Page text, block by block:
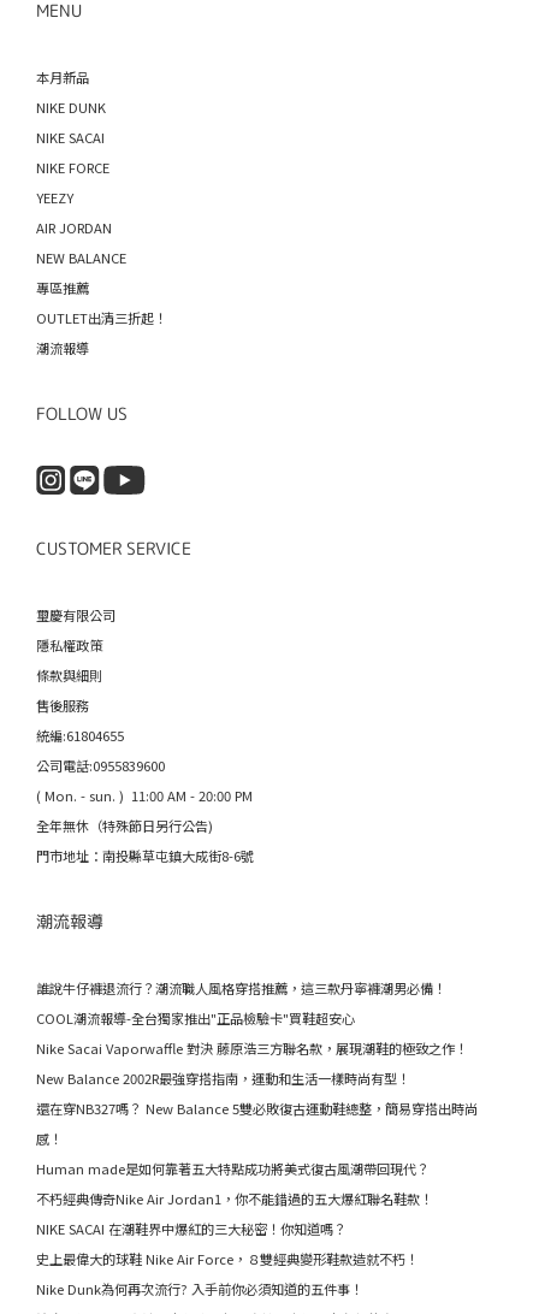
MENU
本月新品
NIKE DUNK
NIKE SACAI
NIKE FORCE
YEEZY
AIR JORDAN
NEW BALANCE
專區推薦
OUTLET出清三折起！
潮流報導
FOLLOW US
CUSTOMER SERVICE
璽慶有限公司
隱私權政策
條款與細則
售後服務
統編:61804655
公司電話:0955839600
( Mon. - sun. ) 11:00 AM - 20:00 PM
全年無休（特殊節日另行公告)
門市地址：南投縣草屯鎮大成街8-6號
潮流報導
誰說牛仔褲退流行？潮流職人風格穿搭推薦，這三款丹寧褲潮男必備！
COOL潮流報導-全台獨家推出"正品檢驗卡"買鞋超安心
Nike Sacai Vaporwaffle 對決 藤原浩三方聯名款，展現潮鞋的極致之作！
New Balance 2002R最強穿搭指南，運動和生活一樣時尚有型！
還在穿NB327嗎？ New Balance 5雙必敗復古運動鞋總整，簡易穿搭出時尚
感！
Human made是如何靠著五大特點成功將美式復古風潮帶回現代？
不朽經典傳奇Nike Air Jordan1，你不能錯過的五大爆紅聯名鞋款！
NIKE SACAI 在潮鞋界中爆紅的三大秘密！你知道嗎？
史上最偉大的球鞋 Nike Air Force，８雙經典變形鞋款造就不朽！
Nike Dunk為何再次流行? 入手前你必須知道的五件事！